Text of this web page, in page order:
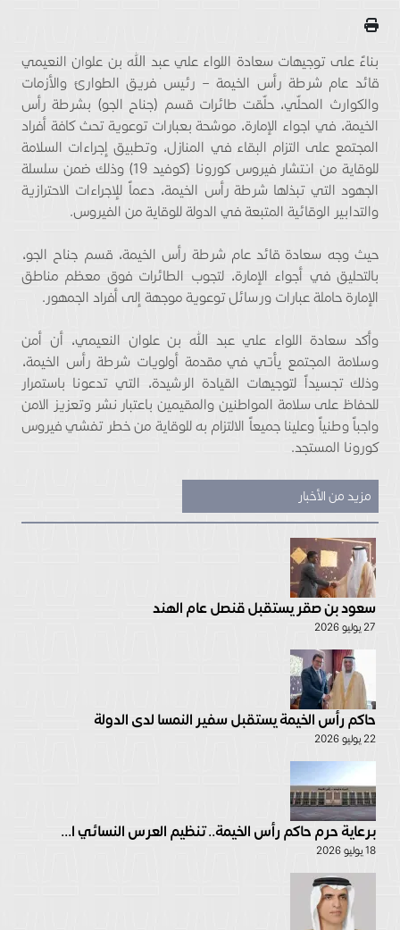
بناءً على توجيهات سعادة اللواء علي عبد الله بن علوان النعيمي
قائد عام شرطة رأس الخيمة – رئيس فريق الطوارئ والأزمات
والكوارث المحلّي، حلّقت طائرات قسم (جناح الجو) بشرطة رأس
الخيمة، في اجواء الإمارة، موشحة بعبارات توعوية تحث كافة أفراد
المجتمع على التزام البقاء في المنازل، وتطبيق إجراءات السلامة
للوقاية من انتشار فيروس كورونا (كوفيد 19) وذلك ضمن سلسلة
الجهود التي تبذلها شرطة رأس الخيمة، دعماً للإجراءات الاحترازية
والتدابير الوقائية المتبعة في الدولة للوقاية من الفيروس.
حيث وجه سعادة قائد عام شرطة رأس الخيمة، قسم جناح الجو،
بالتحليق في أجواء الإمارة، لتجوب الطائرات فوق معظم مناطق
الإمارة حاملة عبارات ورسائل توعوية موجهة إلى أفراد الجمهور.
وأكد سعادة اللواء علي عبد الله بن علوان النعيمي، أن أمن
وسلامة المجتمع يأتي في مقدمة أولويات شرطة رأس الخيمة،
وذلك تجسيداً لتوجيهات القيادة الرشيدة، التي تدعونا باستمرار
للحفاظ على سلامة المواطنين والمقيمين باعتبار نشر وتعزيز الامن
واجباً وطنياً وعلينا جميعاً الالتزام به للوقاية من خطر تفشي فيروس
كورونا المستجد.
مزيد من الأخبار
سعود بن صقر يستقبل قنصل عام الهند
27 يوليو 2026
حاكم رأس الخيمة يستقبل سفير النمسا لدى الدولة
22 يوليو 2026
برعاية حرم حاكم رأس الخيمة.. تنظيم العرس النسائي ا...
18 يوليو 2026